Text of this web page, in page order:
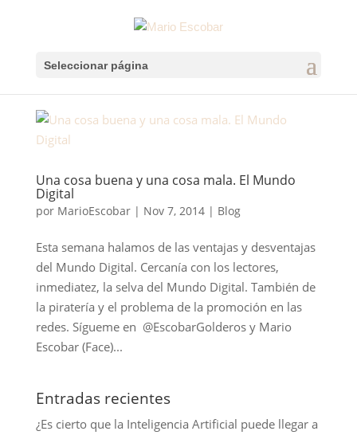
Seleccionar página
Una cosa buena y una cosa mala. El Mundo
Digital
por MarioEscobar| Nov 7, 2014| Blog
Esta semana halamos de las ventajas y desventajas
del Mundo Digital. Cercanía con los lectores,
inmediatez, la selva del Mundo Digital. También de
la piratería y el problema de la promoción en las
redes. Sígueme en @EscobarGolderos y Mario
Escobar (Face)...
Entradas recientes
¿Es cierto que la Inteligencia Artificial puede llegar a